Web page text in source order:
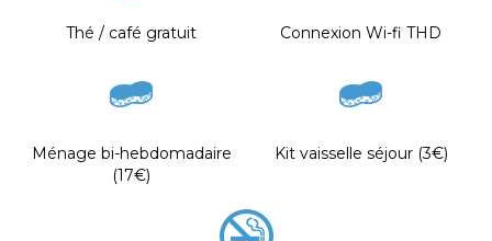
Thé / café gratuit Connexion Wi-fi THD
Ménage bi-hebdomadaire
(17€)
Kit vaisselle séjour (3€)